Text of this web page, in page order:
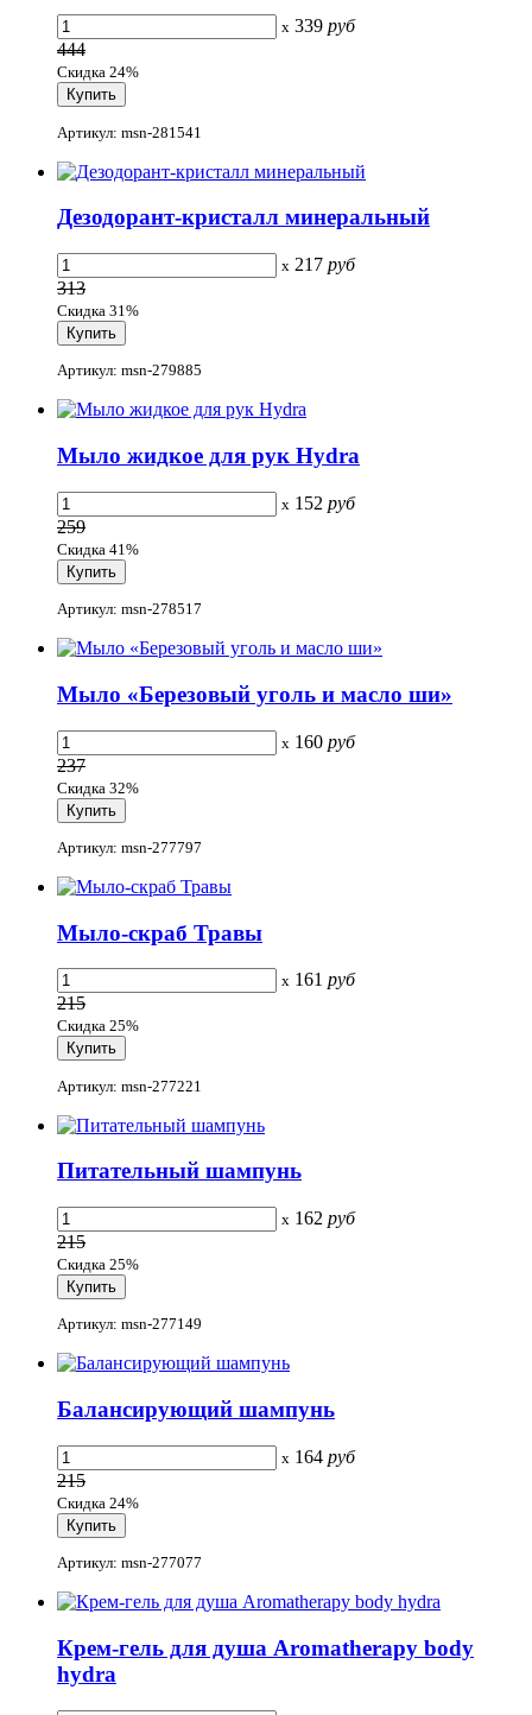
x 339 руб
444
Скидка 24%
Артикул: msn-281541
Дезодорант-кристалл минеральный
x 217 руб
313
Скидка 31%
Артикул: msn-279885
Мыло жидкое для рук Hydra
x 152 руб
259
Скидка 41%
Артикул: msn-278517
Мыло «Березовый уголь и масло ши»
x 160 руб
237
Скидка 32%
Артикул: msn-277797
Мыло-скраб Травы
x 161 руб
215
Скидка 25%
Артикул: msn-277221
Питательный шампунь
x 162 руб
215
Скидка 25%
Артикул: msn-277149
Балансирующий шампунь
x 164 руб
215
Скидка 24%
Артикул: msn-277077
Крем-гель для душа Aromatherapy body
hydra